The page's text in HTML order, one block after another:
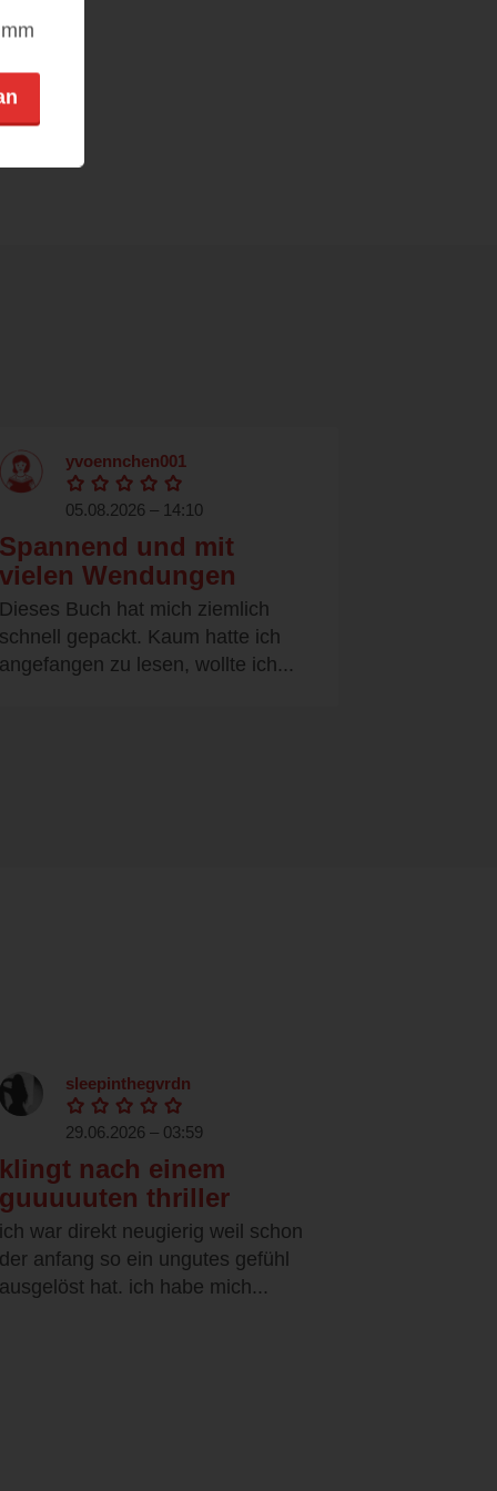
yvoennchen001
05.08.2026 – 14:10
Spannend und mit
vielen Wendungen
Dieses Buch hat mich ziemlich
schnell gepackt. Kaum hatte ich
angefangen zu lesen, wollte ich...
sleepinthegvrdn
29.06.2026 – 03:59
klingt nach einem
guuuuuten thriller
ich war direkt neugierig weil schon
der anfang so ein ungutes gefühl
ausgelöst hat. ich habe mich...